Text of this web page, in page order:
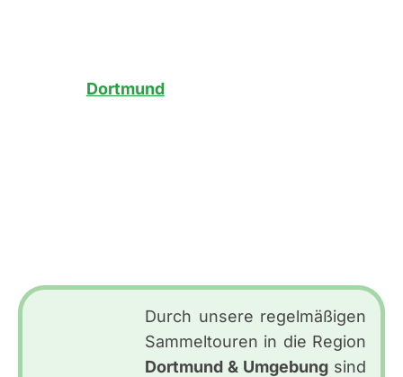
Dortmund& Umgebung
Durch unsere regelmäßigen
Sammeltouren in die Region
Dortmund & Umgebung sind